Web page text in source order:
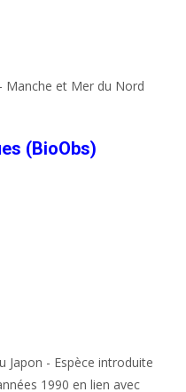
Manche et Mer du Nord
(BioObs)
Japon - Espèce introduite
1990 en lien avec